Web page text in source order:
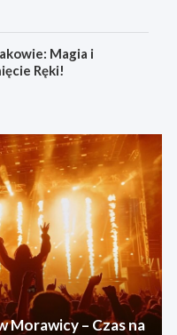
Magia i
Ręki!
Morawicy – Czas na